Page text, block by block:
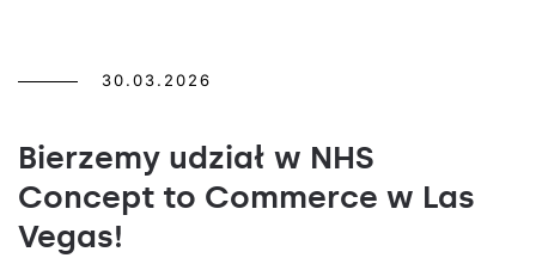
30.03.2026
Bierzemy udział w NHS
Concept to Commerce w Las
Vegas!